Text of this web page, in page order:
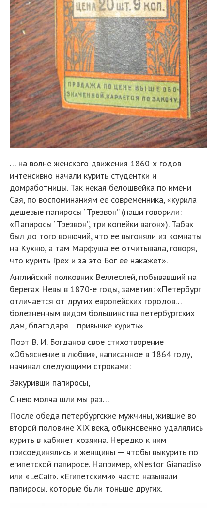
… на волне женского движения 1860-х годов
интенсивно начали курить студентки и
домработницы. Так некая белошвейка по имени
Сая, по воспоминаниям ее современника, «курила
дешевые папиросы “Трезвон” (наши говорили:
«Папиросы “Трезвон”, три копейки вагон»). Табак
был до того вонючий, что ее выгоняли из комнаты
на Кухню, а там Марфуша ее отчитывала, говоря,
что курить Грех и за это Бог ее накажет».
Английский полковник Веллеслей, побывавший на
берегах Невы в 1870-е годы, заметил: «Петербург
отличается от других европейских городов…
болезненным видом большинства петербургских
дам, благодаря… привычке курить».
Поэт В. И. Богданов свое стихотворение
«Объяснение в любви», написанное в 1864 году,
начинал следующими строками:
Закуривши папиросы,
С нею молча шли мы раз…
После обеда петербургские мужчины, жившие во
второй половине XIX века, обыкновенно удалялись
курить в кабинет хозяина. Нередко к ним
присоединялись и женщины — чтобы выкурить по
египетской папиросе. Например, «Nestor Gianadis»
или «LeCair». «Египетскими» часто называли
папиросы, которые были тоньше других.